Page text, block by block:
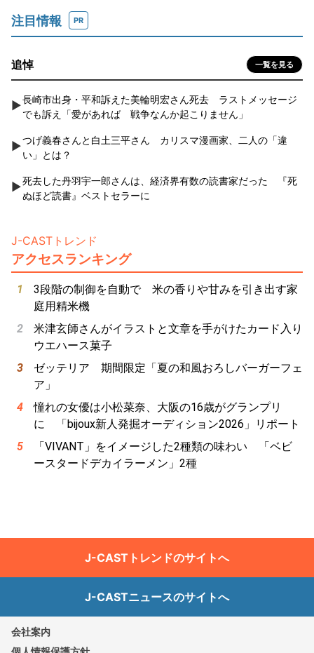
注目情報 PR
追悼 一覧を見る
長崎市出身・平和訴えた美輪明宏さん死去 ラストメッセージ
でも訴え「愛があれば 戦争なんか起こりません」
つげ義春さんと白土三平さん カリスマ漫画家、二人の「違
い」とは？
死去した丹羽宇一郎さんは、経済界有数の読書家だった 『死
ぬほど読書』ベストセラーに
J-CASTトレンド
アクセスランキング
3段階の制御を自動で 米の香りや甘みを引き出す家
庭用精米機
米津玄師さんがイラストと文章を手がけたカード入り
ウエハース菓子
ゼッテリア 期間限定「夏の和風おろしバーガーフェ
ア」
憧れの女優は小松菜奈、大阪の16歳がグランプリ
に 「bijoux新人発掘オーディション2026」リポート
「VIVANT」をイメージした2種類の味わい 「ベビ
ースタードデカイラーメン」2種
J-CASTトレンドのサイトへ
J-CASTニュースのサイトへ
会社案内